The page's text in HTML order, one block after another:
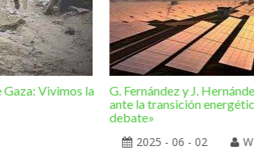
Gaza: Vivimos la
G. Fernández y J.
ante la transición
debate»
2025 - 06 - 02